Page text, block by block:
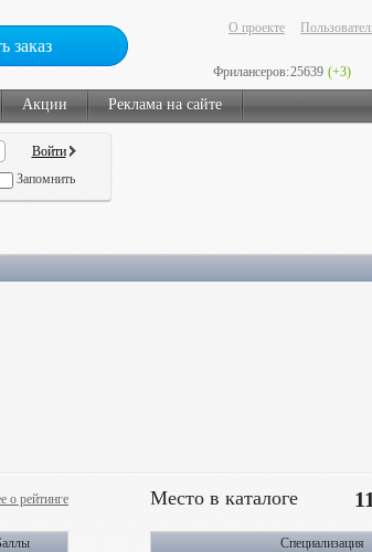
заказ
О проекте
Фрилансеров:25639 (+3)
Акции Реклама на сайте
Запомнить
о рейтинге Место в каталоге
Специализация